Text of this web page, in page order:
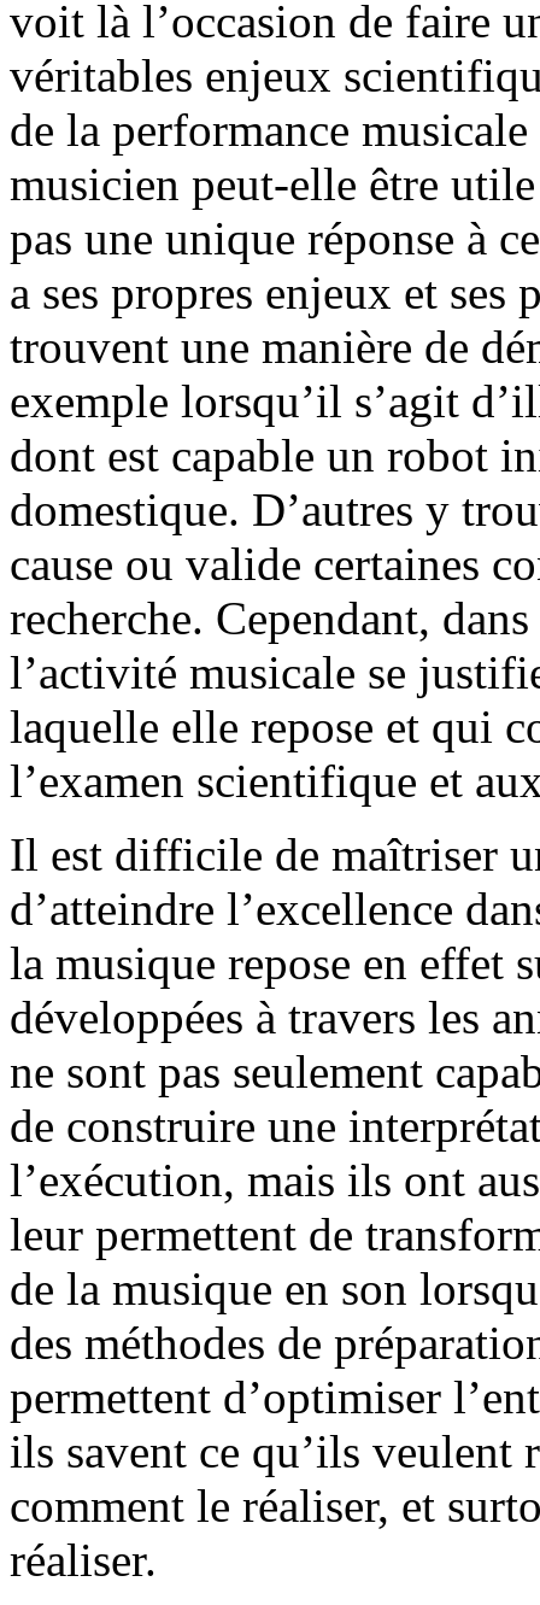
voit là l’occasion de faire
véritables enjeux
de la performance
musicien peut-elle être
pas une unique réponse à
a ses propres enjeux et
trouvent une manière de
exemple lorsqu’il s’agit
dont est capable un robot
domestique. D’autres y
cause ou valide certaines
recherche. Cependant,
l’activité musicale se
laquelle elle repose et qui
l’examen scientifique et
Il est difficile de maîtriser
d’atteindre l’excellence
la musique repose en effet
développées à travers les
ne sont pas seulement
de construire une
l’exécution, mais ils ont
leur permettent de
de la musique en son
des méthodes de
permettent d’optimiser
ils savent ce qu’ils veulent
comment le réaliser, et
réaliser.